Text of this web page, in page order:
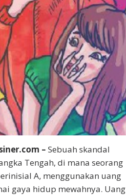
– Sebuah skandal
Tengah, di mana seorang
A, menggunakan uang
gaya hidup mewahnya. Uang